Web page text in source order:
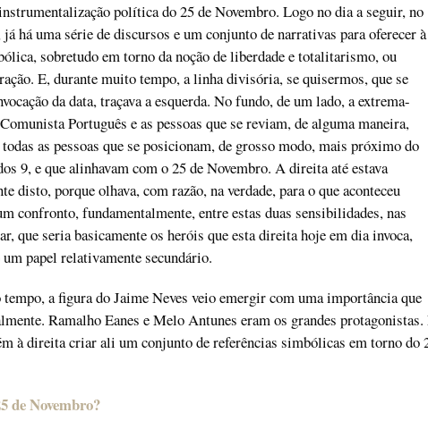
política do 25 de Novembro. Logo no dia a seguir, no
há uma série de discursos e um conjunto de narrativas para oferecer à
sobretudo em torno da noção de liberdade e totalitarismo, ou
E, durante muito tempo, a linha divisória, se quisermos, que se
da data, traçava a esquerda. No fundo, de um lado, a extrema-
Português e as pessoas que se reviam, de alguma maneira,
todas as pessoas que se posicionam, de grosso modo, mais próximo do
9, e que alinhavam com o 25 de Novembro. A direita até estava
disto, porque olhava, com razão, na verdade, para o que aconteceu
confronto, fundamentalmente, entre estas duas sensibilidades, nas
que seria basicamente os heróis que esta direita hoje em dia invoca,
papel relativamente secundário.
tempo, a figura do Jaime Neves veio emergir com uma importância que
Ramalho Eanes e Melo Antunes eram os grandes protagonistas.
à direita criar ali um conjunto de referências simbólicas em torno do
de Novembro?